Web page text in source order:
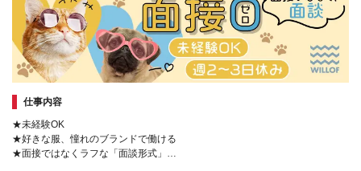
仕事内容
★未経験OK
★好きな服、憧れのブランドで働ける
★面接ではなくラフな「面談形式」